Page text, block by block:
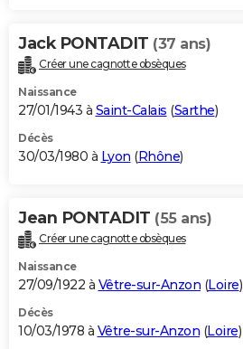
Jack PONTADIT (37 ans)
Créer une cagnotte obsèques
Naissance
27/01/1943 à Saint-Calais (Sarthe)
Décès
30/03/1980 à Lyon (Rhône)
Jean PONTADIT (55 ans)
Créer une cagnotte obsèques
Naissance
27/09/1922 à Vêtre-sur-Anzon (Loire)
Décès
10/03/1978 à Vêtre-sur-Anzon (Loire)